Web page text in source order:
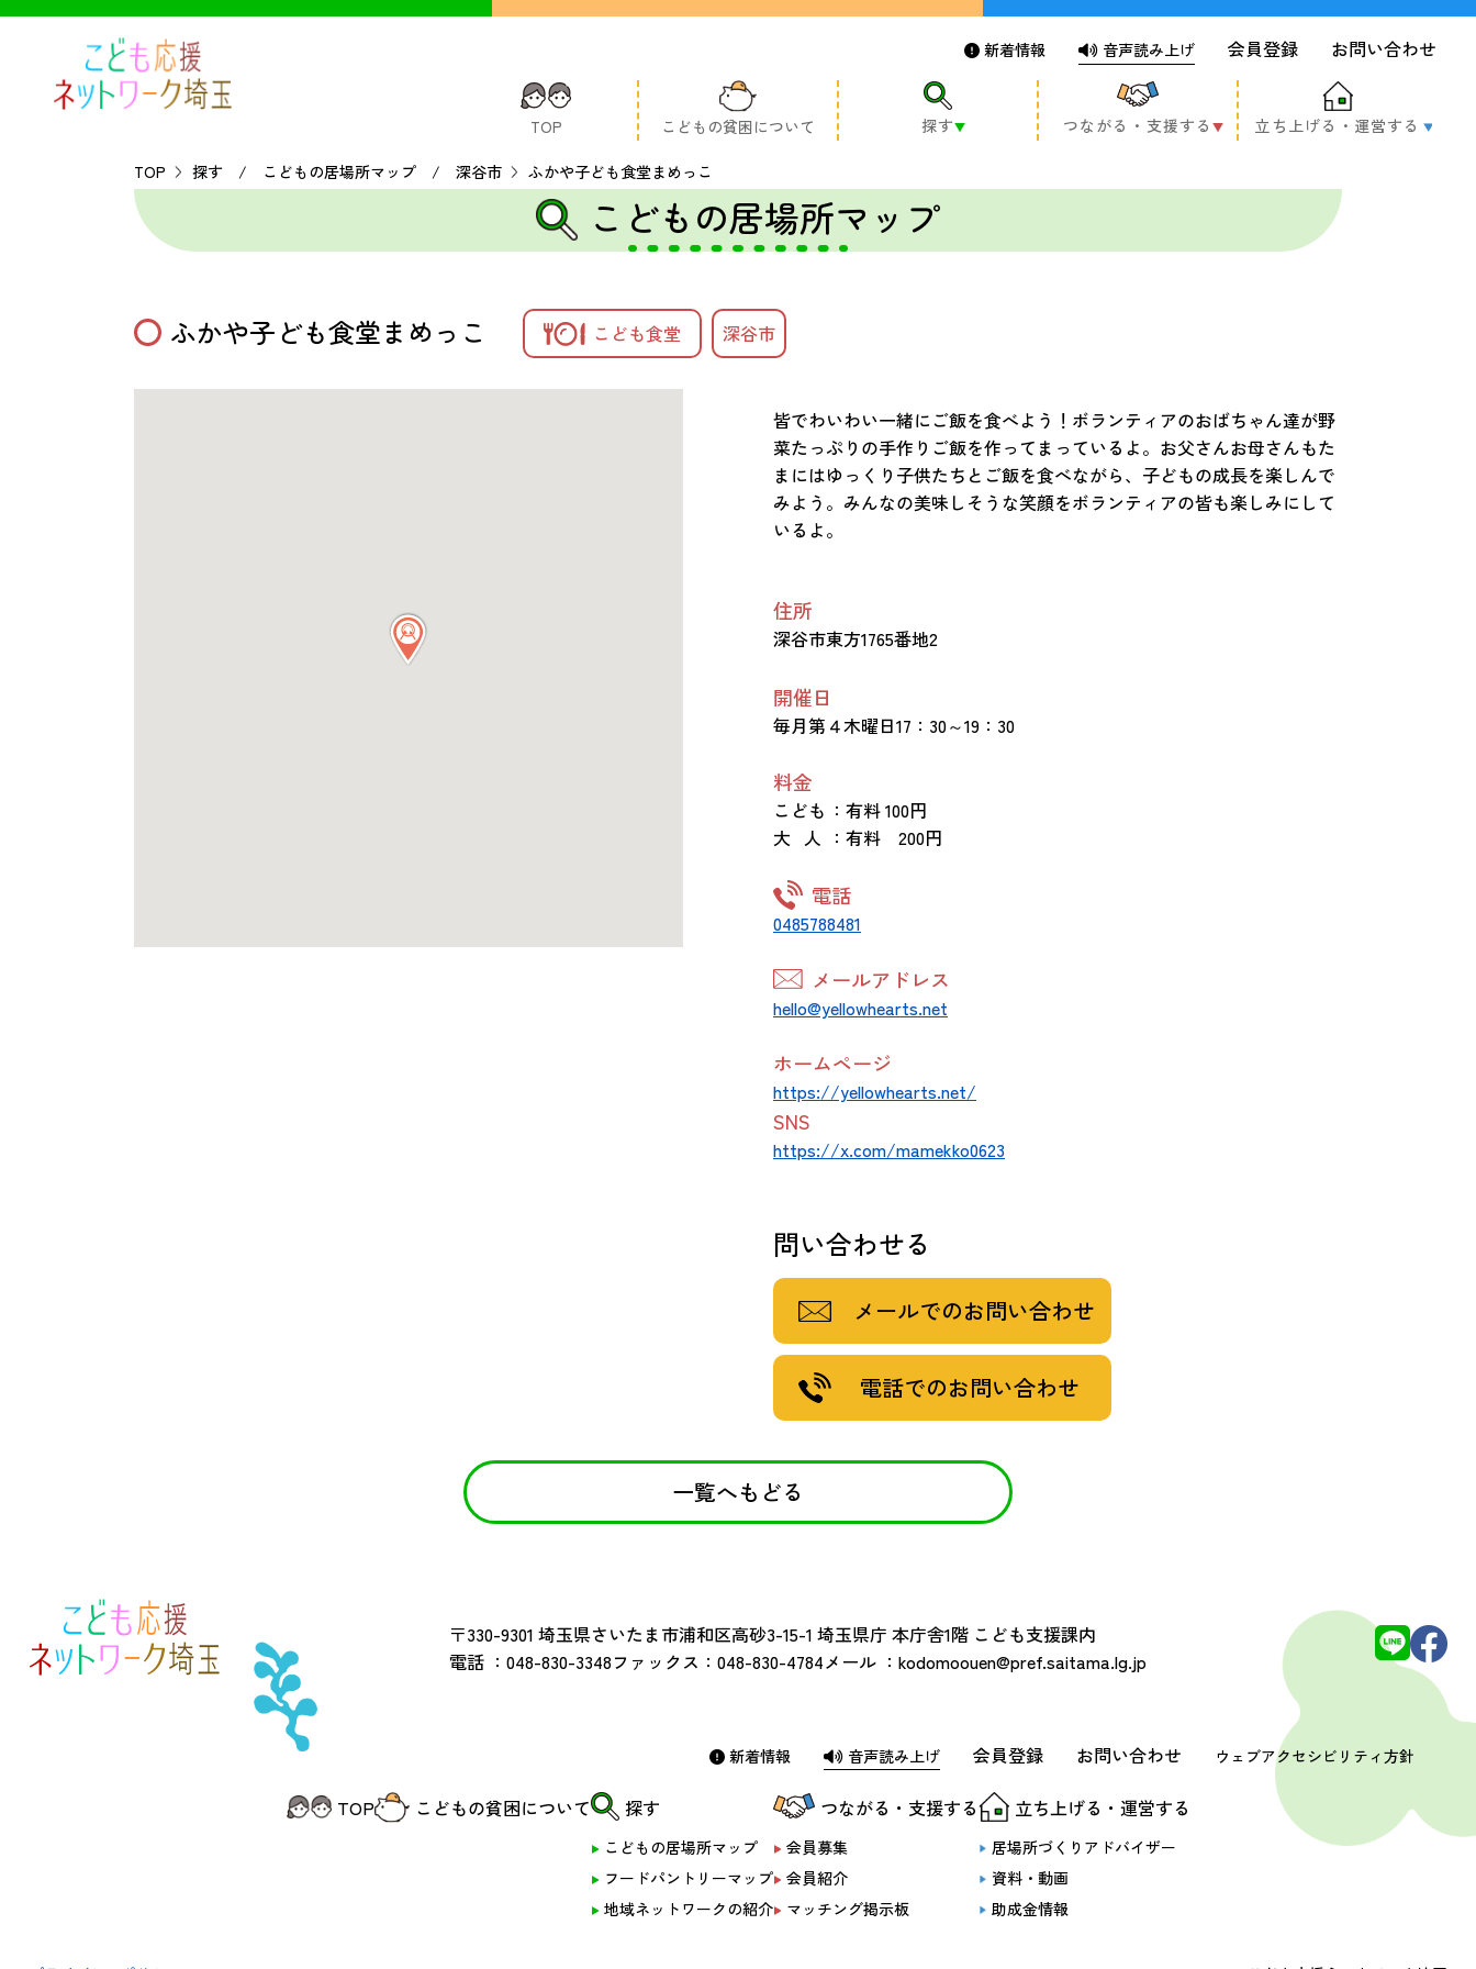
新着情報 音声読み上げ 会員登録 お問い合わせ
TOP こどもの貧困について 探す つながる・支援する 立ち上げる・運営する
TOP 探す / こどもの居場所マップ / 深谷市 ふかや子ども食堂まめっこ
こどもの居場所マップ
ふかや子ども食堂まめっこ こども食堂 深谷市
皆でわいわい一緒にご飯を食べよう！ボランティアのおばちゃん達が野
菜たっぷりの手作りご飯を作ってまっているよ。お父さんお母さんもた
まにはゆっくり子供たちとご飯を食べながら、子どもの成長を楽しんで
みよう。みんなの美味しそうな笑顔をボランティアの皆も楽しみにして
いるよ。
住所
深谷市東方1765番地2
開催日
毎月第４木曜日17：30～19：30
料金
こども ：有料 100円
大 人 ：有料 200円
電話
0485788481
メールアドレス
hello@yellowhearts.net
ホームページ
https://yellowhearts.net/
SNS
https://x.com/mamekko0623
問い合わせる
メールでのお問い合わせ
電話でのお問い合わせ
一覧へもどる
〒330-9301 埼玉県さいたま市浦和区高砂3-15-1 埼玉県庁 本庁舎1階 こども支援課内
電話 ： 048-830-3348ファックス： 048-830-4784メール ： kodomoouen@pref.saitama.lg.jp
新着情報 音声読み上げ 会員登録 お問い合わせ ウェブアクセシビリティ方針
TOP こどもの貧困について 探す
こどもの居場所マップ
フードパントリーマップ
地域ネットワークの紹介
つながる・支援する
会員募集
会員紹介
マッチング掲示板
立ち上げる・運営する
居場所づくりアドバイザー
資料・動画
助成金情報